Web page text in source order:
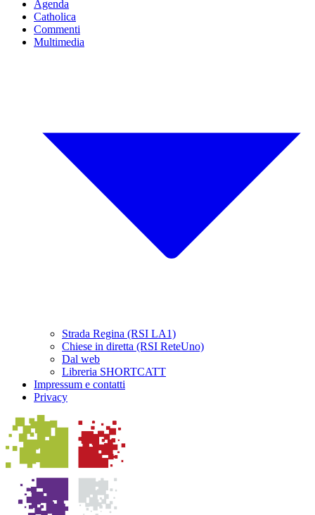
Agenda
Catholica
Commenti
Multimedia
Strada Regina (RSI LA1)
Chiese in diretta (RSI ReteUno)
Dal web
Libreria SHORTCATT
Impressum e contatti
Privacy